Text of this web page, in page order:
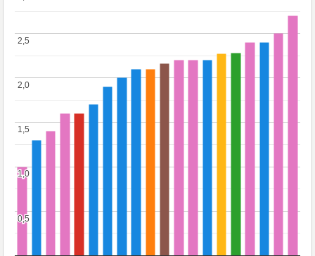
0,5
0,5
1,0
1,0
1,5
1,5
2,0
2,0
2,5
2,5